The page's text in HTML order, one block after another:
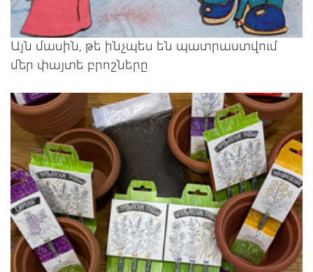
Այն մասին, թե ինչպես են պատրաստվում
մեր փայտե բրոշները